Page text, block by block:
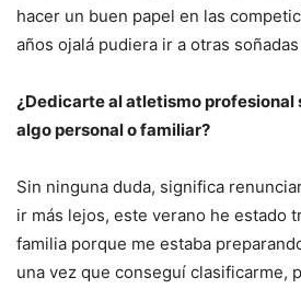
hacer un buen papel en las
años ojalá pudiera ir a otras
¿Dedicarte al atletismo profesional
algo personal o familiar?
Sin ninguna duda, significa
ir más lejos, este verano he estado
familia porque me estaba
una vez que conseguí clasificarme,